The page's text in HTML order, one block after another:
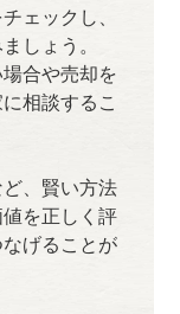
ェックし、
しょう。
合や売却を
相談するこ
、賢い方法
を正しく評
げることが